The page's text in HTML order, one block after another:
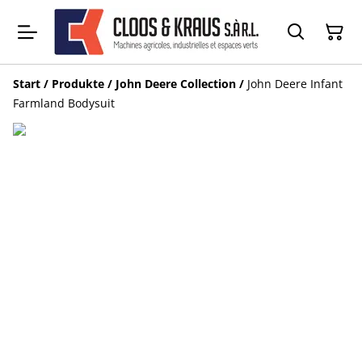
Start / Produkte / John Deere Collection / John Deere Infant
Farmland Bodysuit